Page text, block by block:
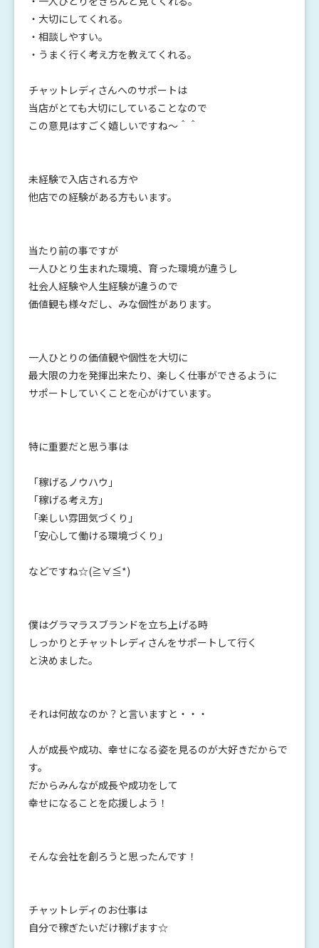
・大切にしてくれる。
・相談しやすい。
・うまく行く考え方を教えてくれる。
チャットレディさんへのサポートは
当店がとても大切にしていることなので
この意見はすごく嬉しいですね～＾＾
未経験で入店される方や
他店での経験がある方もいます。
当たり前の事ですが
一人ひとり生まれた環境、育った環境が違うし
社会人経験や人生経験が違うので
価値観も様々だし、みな個性があります。
一人ひとりの価値観や個性を大切に
最大限の力を発揮出来たり、楽しく仕事ができるように
サポートしていくことを心がけています。
特に重要だと思う事は
「稼げるノウハウ」
「稼げる考え方」
「楽しい雰囲気づくり」
「安心して働ける環境づくり」
などですね☆(≧∀≦*)
僕はグラマラスブランドを立ち上げる時
しっかりとチャットレディさんをサポートして行く
と決めました。
それは何故なのか？と言いますと・・・
人が成長や成功、幸せになる姿を見るのが大好きだからで
す。
だからみんなが成長や成功をして
幸せになることを応援しよう！
そんな会社を創ろうと思ったんです！
チャットレディのお仕事は
自分で稼ぎたいだけ稼げます☆